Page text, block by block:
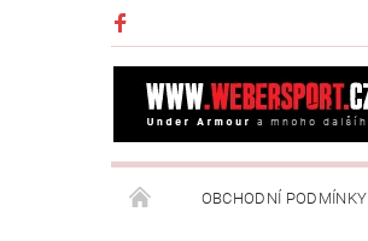
OBCHODNÍ PODMÍNKY